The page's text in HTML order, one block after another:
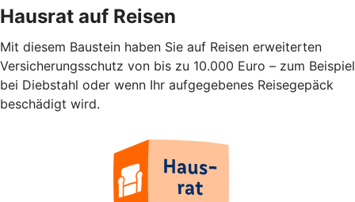
Hausrat auf Reisen
Mit diesem Baustein haben Sie auf Reisen erweiterten
Versicherungsschutz von bis zu 10.000 Euro – zum Beispiel
bei Diebstahl oder wenn Ihr aufgegebenes Reisegepäck
beschädigt wird.